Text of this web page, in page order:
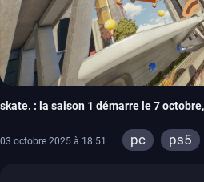
skate. : la saison 1 démarre le 7
03 octobre 2025 à 18:51 pc ps5